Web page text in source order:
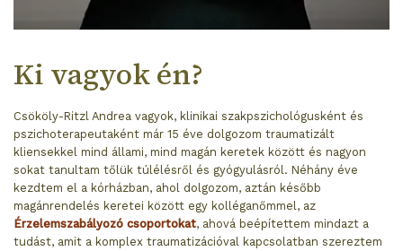
Ki vagyok én?
Csököly-Ritzl Andrea vagyok, klinikai szakpszichológusként és
pszichoterapeutaként már 15 éve dolgozom traumatizált
kliensekkel mind állami, mind magán keretek között és nagyon
sokat tanultam tőlük túlélésről és gyógyulásról. Néhány éve
kezdtem el a kórházban, ahol dolgozom, aztán később
magánrendelés keretei között egy kolléganőmmel, az
Érzelemszabályozó csoportokat, ahová beépítettem mindazt a
tudást, amit a komplex traumatizációval kapcsolatban szereztem